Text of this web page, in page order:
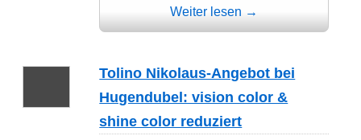
Weiter lesen →
Tolino Nikolaus-Angebot bei
Hugendubel: vision color &
shine color reduziert